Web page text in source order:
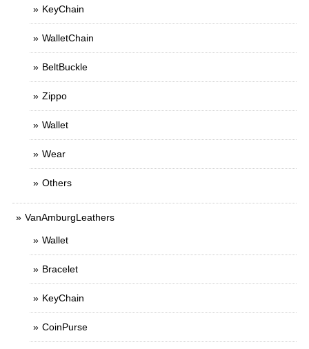
KeyChain
WalletChain
BeltBuckle
Zippo
Wallet
Wear
Others
VanAmburgLeathers
Wallet
Bracelet
KeyChain
CoinPurse